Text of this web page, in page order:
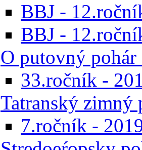
BBJ -
BBJ -
O putovný
33.ročník -
Tatranský zimný
7.ročník -